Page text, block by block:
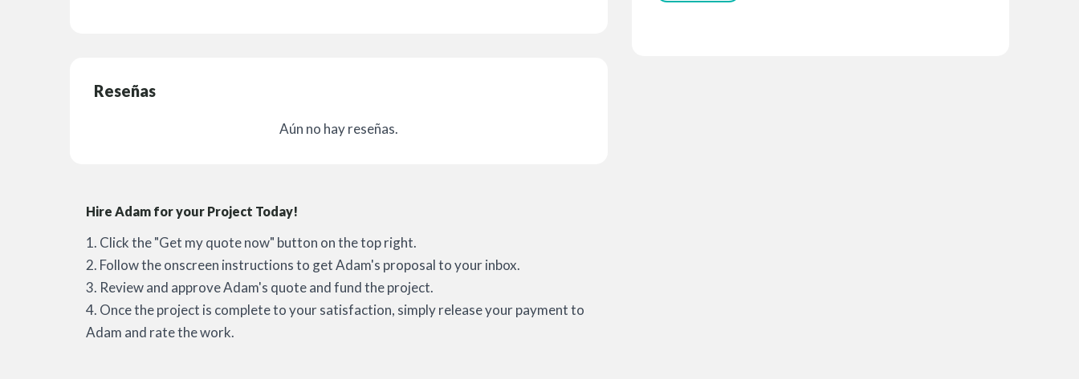
Reseñas
Aún no hay reseñas.
Hire Adam for your Project Today!
1. Click the "Get my quote now" button on the top right.
2. Follow the onscreen instructions to get Adam's proposal to your inbox.
3. Review and approve Adam's quote and fund the project.
4. Once the project is complete to your satisfaction, simply release your payment to
Adam and rate the work.